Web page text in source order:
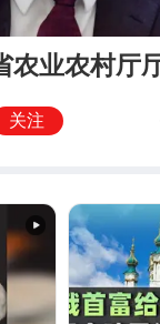
农业农村厅
关注